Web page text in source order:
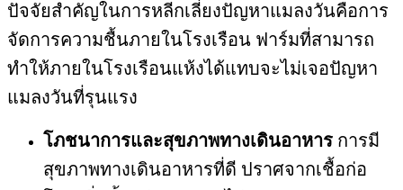
ปัจจัยสำคัญในการหลีกเลี่ยงปัญหาแมลงวันคือการ
จัดการความชื้นภายในโรงเรือน ฟาร์มที่สามารถ
ทำให้ภายในโรงเรือนแห้งได้แทบจะไม่เจอปัญหา
แมลงวันที่รุนแรง
โภชนาการและสุขภาพทางเดินอาหาร การมี
สุขภาพทางเดินอาหารที่ดี ปราศจากเชื้อก่อ